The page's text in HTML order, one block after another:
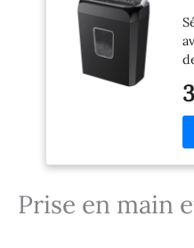
Prise en main